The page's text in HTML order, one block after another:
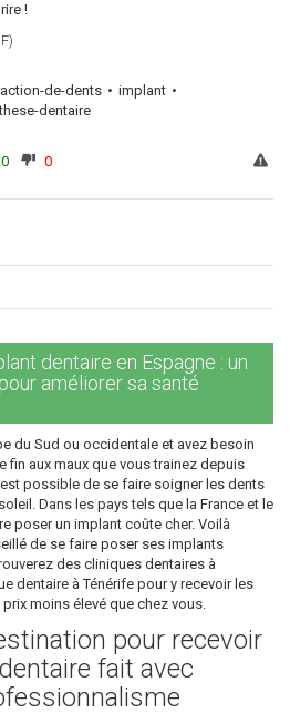
!
de-dents
implant
dentaire
0 0
dentaire en Espagne : un
améliorer sa santé
du Sud ou occidentale et avez besoin
fin aux maux que vous trainez depuis
possible de se faire soigner les dents
Dans les pays tels que la France et le
poser un implant coûte cher. Voilà
de se faire poser ses implants
des cliniques dentaires à
dentaire à Ténérife pour y recevoir les
moins élevé que chez vous.
pour recevoir
fait avec